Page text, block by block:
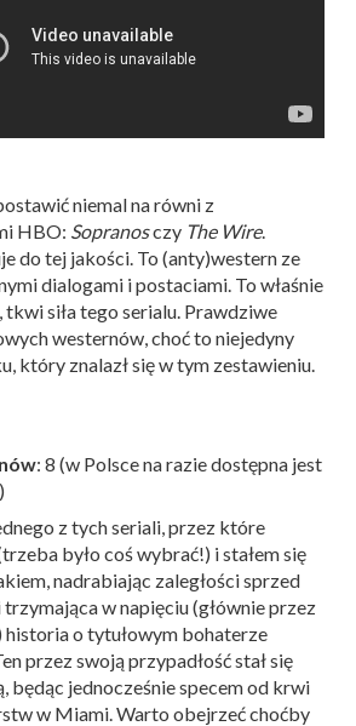
niemal na równi z
HBO: Sopranosczy The Wire.
do tej jakości. To (anty)western ze
dialogami i postaciami. To właśnie
tkwi siła tego serialu. Prawdziwe
westernów, choć to niejedyny
który znalazł się w tym zestawieniu.
: 8 (w Polsce na razie dostępna jest
z tych seriali, przez które
było coś wybrać!) i stałem się
nadrabiając zaległości sprzed
w napięciu (głównie przez
historia o tytułowym bohaterze
przez swoją przypadłość stał się
będąc jednocześnie specem od krwi
w Miami. Warto obejrzeć choćby